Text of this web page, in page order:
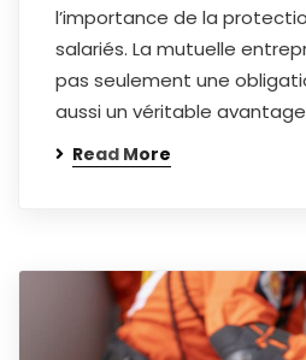
l’importance de la
salariés. La mutuelle
pas seulement une
aussi un véritable
Read More